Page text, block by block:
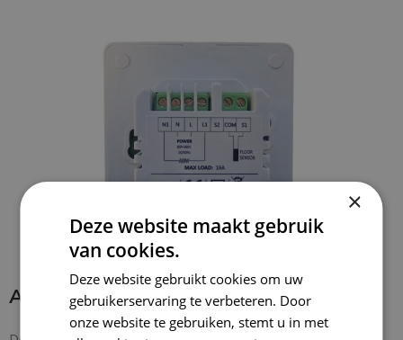
Aansluiten thermostaat
×
Deze website maakt gebruik
van cookies.
Deze website gebruikt cookies om uw
gebruikerservaring te verbeteren. Door
onze website te gebruiken, stemt u in met